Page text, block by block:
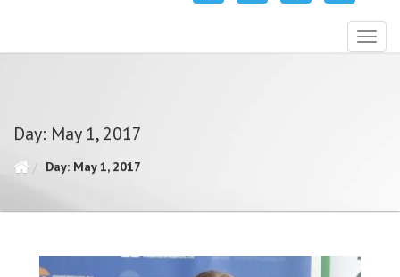
Day: May 1, 2017
Day: May 1, 2017